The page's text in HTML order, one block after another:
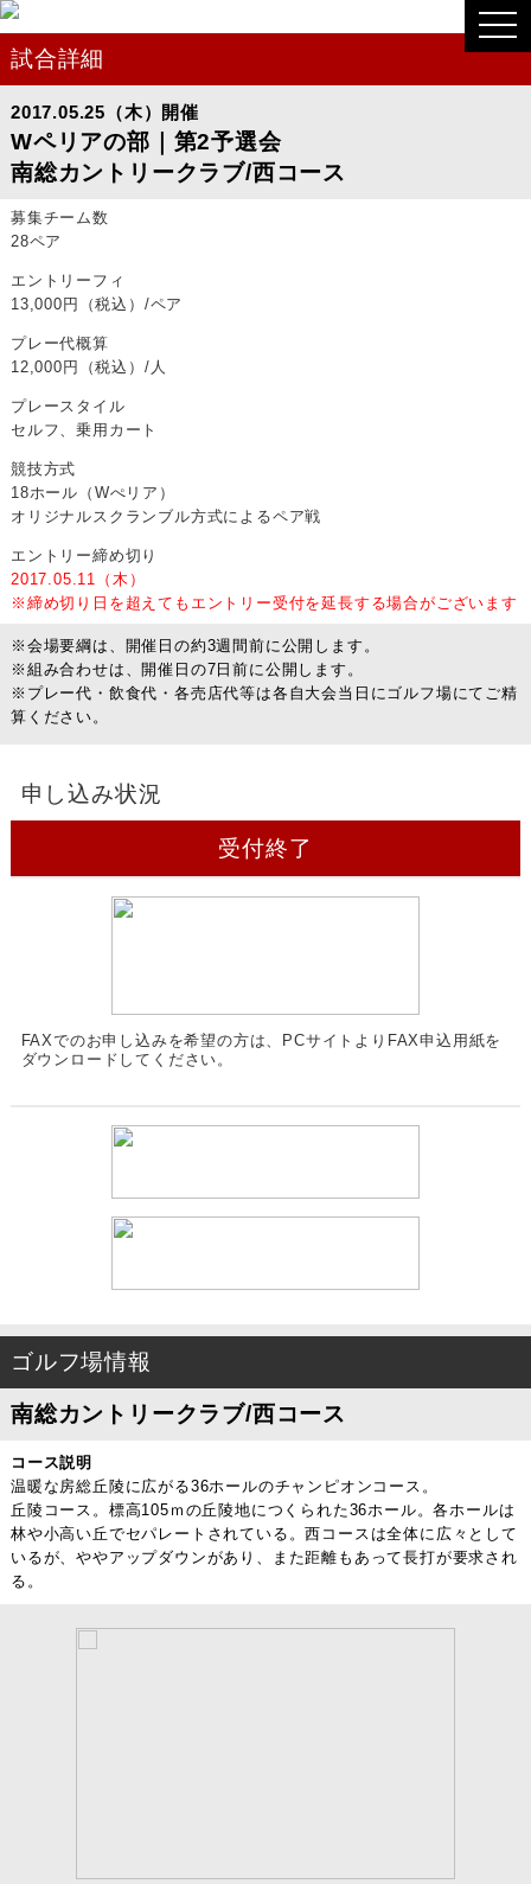
試合詳細
2017.05.25（木）開催
Wペリアの部｜第2予選会
南総カントリークラブ/西コース
募集チーム数
28ペア
エントリーフィ
13,000円（税込）/ペア
プレー代概算
12,000円（税込）/人
プレースタイル
セルフ、乗用カート
競技方式
18ホール（Wぺリア）
オリジナルスクランブル方式によるペア戦
エントリー締め切り
2017.05.11（木）
※締め切り日を超えてもエントリー受付を延長する場合がございます
※会場要綱は、開催日の約3週間前に公開します。
※組み合わせは、開催日の7日前に公開します。
※プレー代・飲食代・各売店代等は各自大会当日にゴルフ場にてご精
算ください。
申し込み状況
受付終了
FAXでのお申し込みを希望の方は、PCサイトよりFAX申込用紙を
ダウンロードしてください。
ゴルフ場情報
南総カントリークラブ/西コース
コース説明
温暖な房総丘陵に広がる36ホールのチャンピオンコース。
丘陵コース。標高105ｍの丘陵地につくられた36ホール。各ホールは
林や小高い丘でセパレートされている。西コースは全体に広々として
いるが、ややアップダウンがあり、また距離もあって長打が要求され
る。